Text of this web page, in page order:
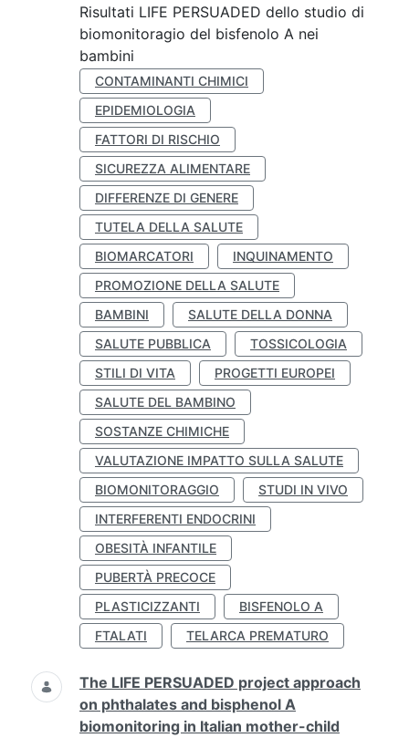
Risultati LIFE PERSUADED dello studio di
biomonitoragio del bisfenolo A nei
bambini
CONTAMINANTI CHIMICI
EPIDEMIOLOGIA
FATTORI DI RISCHIO
SICUREZZA ALIMENTARE
DIFFERENZE DI GENERE
TUTELA DELLA SALUTE
BIOMARCATORI
INQUINAMENTO
PROMOZIONE DELLA SALUTE
BAMBINI
SALUTE DELLA DONNA
SALUTE PUBBLICA
TOSSICOLOGIA
STILI DI VITA
PROGETTI EUROPEI
SALUTE DEL BAMBINO
SOSTANZE CHIMICHE
VALUTAZIONE IMPATTO SULLA SALUTE
BIOMONITORAGGIO
STUDI IN VIVO
INTERFERENTI ENDOCRINI
OBESITÀ INFANTILE
PUBERTÀ PRECOCE
PLASTICIZZANTI
BISFENOLO A
FTALATI
TELARCA PREMATURO
The LIFE PERSUADED project approach
on phthalates and bisphenol A
biomonitoring in Italian mother-child